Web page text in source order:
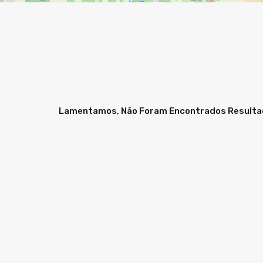
Lamentamos, Não Foram Encontrados